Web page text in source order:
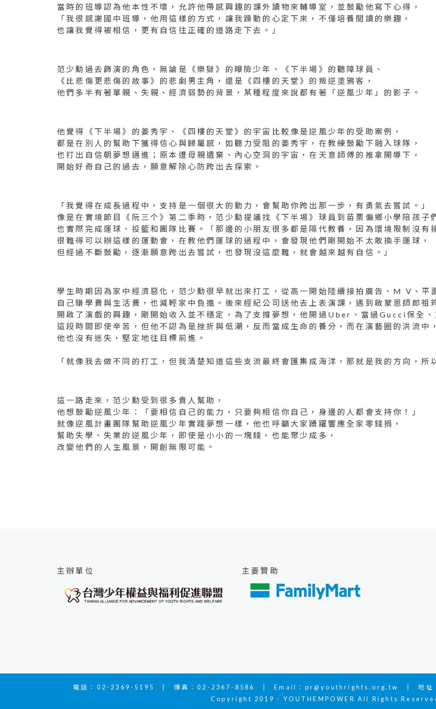
當時的班導認為他本性不壞，允許他帶感興趣的課外讀物來輔導室，並鼓勵他寫下心得，
「我很感謝國中班導，他用這樣的方式，讓我躁動的心定下來，不僅培養閱讀的樂趣，
也讓我覺得被相信，更有自信往正確的道路走下去。」
范少勳過去飾演的角色，無論是《樂獄》的曝險少年、《下半場》的聽障球員、
《比悲傷更悲傷的故事》的悲劇男主角，還是《四樓的天堂》的叛逆塗鴉客，
他們多半有著單親、失親、經濟弱勢的背景，某種程度來說都有著「逆風少年」的影子。
他覺得《下半場》的姜秀宇、《四樓的天堂》的宇宙比較像是逆風少年的受助案例，
都是在別人的幫助下獲得信心與歸屬感，如聽力受阻的姜秀宇，在教練鼓勵下融入球隊，
也打出自信朝夢想邁進；原本遭母親遺棄、內心空洞的宇宙，在天意師傅的推拿開導下，
開始好奇自己的過去，願意解除心防跨出去探索。
「我覺得在成長過程中，支持是一個很大的動力，會幫助你跨出那一步，有勇氣去嘗試。」
像是在實境節目《阮三个》第二季時，范少勳提議找《下半場》球員到苗栗偏鄉小學陪孩子
也實際完成運球、投籃和團隊比賽。「那邊的小朋友很多都是隔代教養，因為環境限制沒有
很難得可以辦這樣的運動會，在教他們運球的過程中，會發現他們剛開始不太敢換手運球，
但經過不斷鼓勵，逐漸願意跨出去嘗試，也發現沒這麼難，就會越來越有自信。」
學生時期因為家中經濟惡化，范少勳很早就出來打工，從高一開始陸續接拍廣告、M V、平
自己賺學費與生活費，也減輕家中負擔。後來經紀公司送他去上表演課，遇到啟蒙恩師郎祖
開啟了演戲的興趣，剛開始收入並不穩定，為了支撐夢想，他開過Uber、當過Gucci保全、
這段時間即使辛苦，但他不認為是挫折與低潮，反而當成生命的養分，而在演藝圈的洪流中，
他也沒有迷失，堅定地往目標前進。
「就像我去做不同的打工，但我清楚知道這些支流最終會匯集成海洋，那就是我的方向，所
這一路走來，范少勳受到很多貴人幫助，
他想鼓勵逆風少年：「要相信自己的能力，只要夠相信你自己，身邊的人都會支持你！」
就像逆風計畫團隊幫助逆風少年實踐夢想一樣，他也呼籲大家踴躍響應全家零錢捐，
幫助失學、失業的逆風少年，即使是小小的一塊錢，也能聚少成多，
改變他們的人生風景，開創無限可能。
主辦單位 主要贊助
電話：02-2369-5195 | 傳真：02-2367-8586 | Email： pr@youthrights.org.tw
| 地址：
Copyright 2019 - YOUTHEMPOWER All Rights